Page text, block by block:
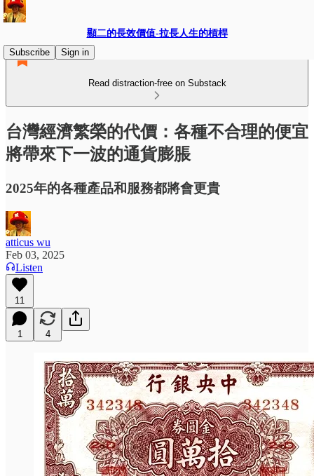
顯二的長效價值-拉長人生的槓桿
Subscribe
Sign in
Read distraction-free on Substack
台灣經濟繁榮的代價：各種不合理的便宜
將帶來下一波的通貨膨脹
2025年的各種產品和服務都將會更貴
atticus wu
Feb 03, 2025
Listen
11
1 4